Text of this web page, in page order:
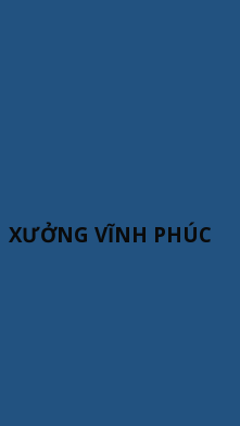
XƯỞNG VĨNH PHÚC